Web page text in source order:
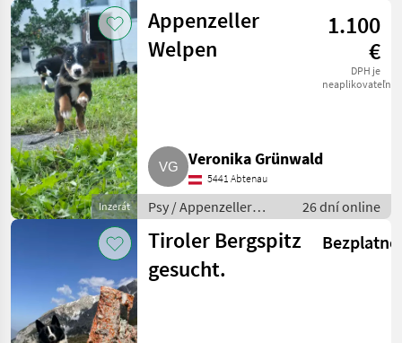
Inzerát
Appenzeller
Welpen
1.100
€
DPH je
neaplikovateľné
Veronika Grünwald
5441 Abtenau
Psy / Appenzeller
Sennenhund
26 dní online
Tiroler Bergspitz
gesucht.
Bezplatne